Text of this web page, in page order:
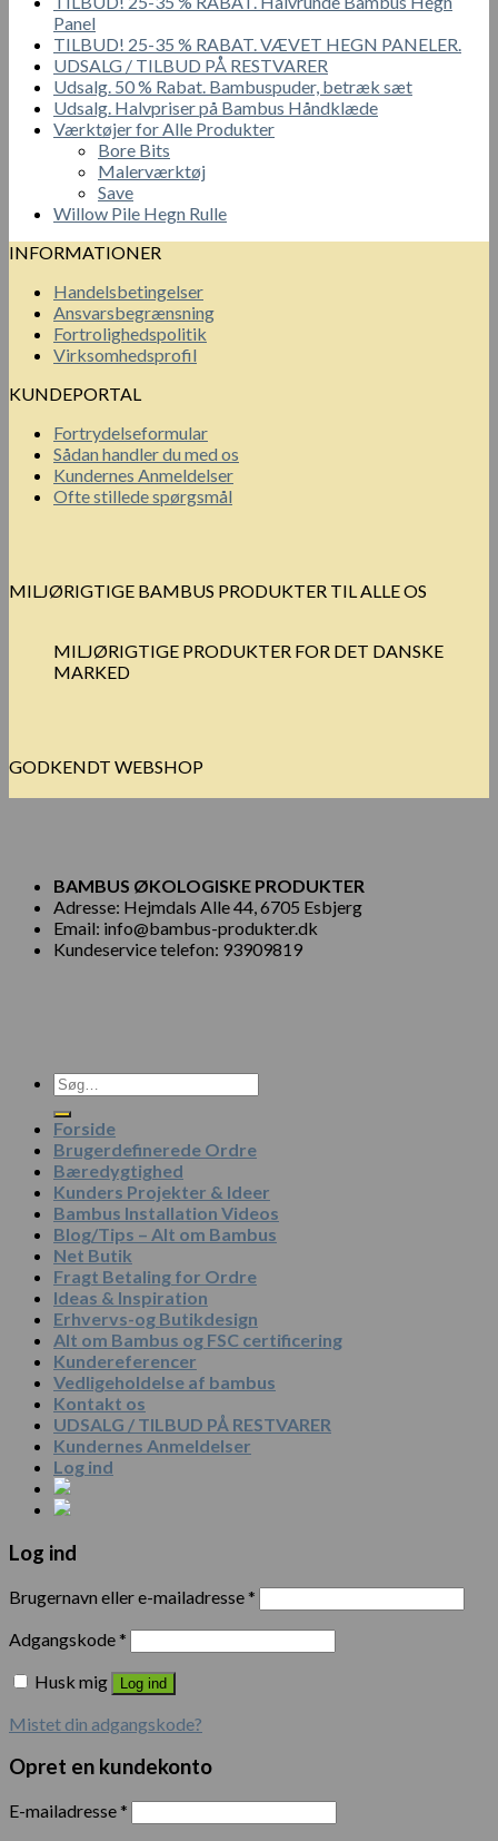
Panel
TILBUD! 25-35 % RABAT. VÆVET HEGN PANELER.
UDSALG / TILBUD PÅ RESTVARER
Udsalg. 50 % Rabat. Bambuspuder, betræk sæt
Udsalg. Halvpriser på Bambus Håndklæde
Værktøjer for Alle Produkter
Bore Bits
Malerværktøj
Save
Willow Pile Hegn Rulle
INFORMATIONER
Handelsbetingelser
Ansvarsbegrænsning
Fortrolighedspolitik
Virksomhedsprofil
KUNDEPORTAL
Fortrydelseformular
Sådan handler du med os
Kundernes Anmeldelser
Ofte stillede spørgsmål
MILJØRIGTIGE BAMBUS PRODUKTER TIL ALLE OS
MILJØRIGTIGE PRODUKTER FOR DET DANSKE
MARKED
GODKENDT WEBSHOP
BAMBUS ØKOLOGISKE PRODUKTER
Adresse: Hejmdals Alle 44, 6705 Esbjerg
Email: info@bambus-produkter.dk
Kundeservice telefon: 93909819
Søg
efter:
Forside
Brugerdefinerede Ordre
Bæredygtighed
Kunders Projekter & Ideer
Bambus Installation Videos
Blog/Tips – Alt om Bambus
Net Butik
Fragt Betaling for Ordre
Ideas & Inspiration
Erhvervs-og Butikdesign
Alt om Bambus og FSC certificering
Kundereferencer
Vedligeholdelse af bambus
Kontakt os
UDSALG / TILBUD PÅ RESTVARER
Kundernes Anmeldelser
Log ind
Log ind
Brugernavn eller e-mailadresse*
Adgangskode*
Husk mig
Log ind
Mistet din adgangskode?
Opret en kundekonto
E-mailadresse*